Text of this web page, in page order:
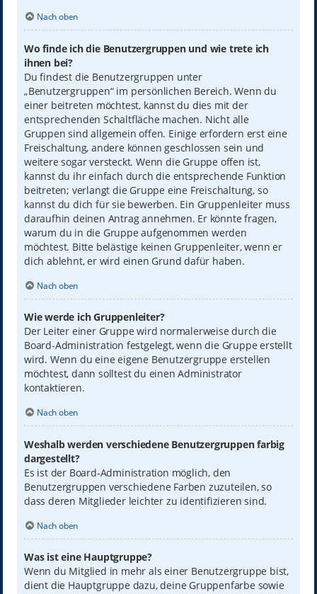
Nach oben
Wo finde ich die Benutzergruppen und wie trete ich
ihnen bei?
Du findest die Benutzergruppen unter
„Benutzergruppen“ im persönlichen Bereich. Wenn du
einer beitreten möchtest, kannst du dies mit der
entsprechenden Schaltfläche machen. Nicht alle
Gruppen sind allgemein offen. Einige erfordern erst eine
Freischaltung, andere können geschlossen sein und
weitere sogar versteckt. Wenn die Gruppe offen ist,
kannst du ihr einfach durch die entsprechende Funktion
beitreten; verlangt die Gruppe eine Freischaltung, so
kannst du dich für sie bewerben. Ein Gruppenleiter muss
daraufhin deinen Antrag annehmen. Er könnte fragen,
warum du in die Gruppe aufgenommen werden
möchtest. Bitte belästige keinen Gruppenleiter, wenn er
dich ablehnt, er wird einen Grund dafür haben.
Nach oben
Wie werde ich Gruppenleiter?
Der Leiter einer Gruppe wird normalerweise durch die
Board-Administration festgelegt, wenn die Gruppe erstellt
wird. Wenn du eine eigene Benutzergruppe erstellen
möchtest, dann solltest du einen Administrator
kontaktieren.
Nach oben
Weshalb werden verschiedene Benutzergruppen farbig
dargestellt?
Es ist der Board-Administration möglich, den
Benutzergruppen verschiedene Farben zuzuteilen, so
dass deren Mitglieder leichter zu identifizieren sind.
Nach oben
Was ist eine Hauptgruppe?
Wenn du Mitglied in mehr als einer Benutzergruppe bist,
dient die Hauptgruppe dazu, deine Gruppenfarbe sowie